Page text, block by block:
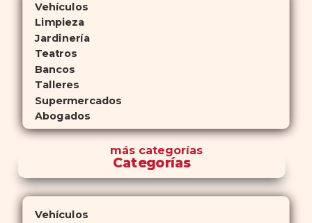
Vehículos
Limpieza
Jardinería
Teatros
Bancos
Talleres
Supermercados
Abogados
máscategorías
Categorías
Vehículos